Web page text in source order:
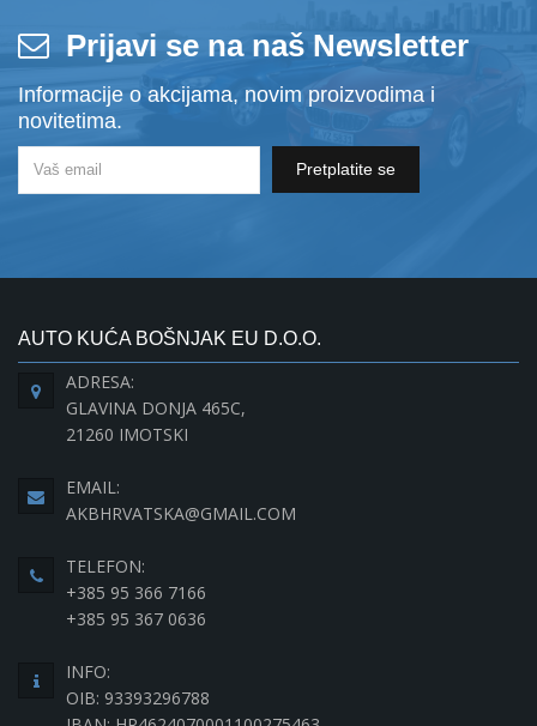
Prijavi se na naš Newsletter
Informacije o akcijama, novim proizvodima i
novitetima.
Pretplatite se
AUTO KUĆA BOŠNJAK EU D.O.O.
ADRESA:
GLAVINA DONJA 465C,
21260 IMOTSKI
EMAIL:
AKBHRVATSKA@GMAIL.COM
TELEFON:
+385 95 366 7166
+385 95 367 0636
INFO:
OIB: 93393296788